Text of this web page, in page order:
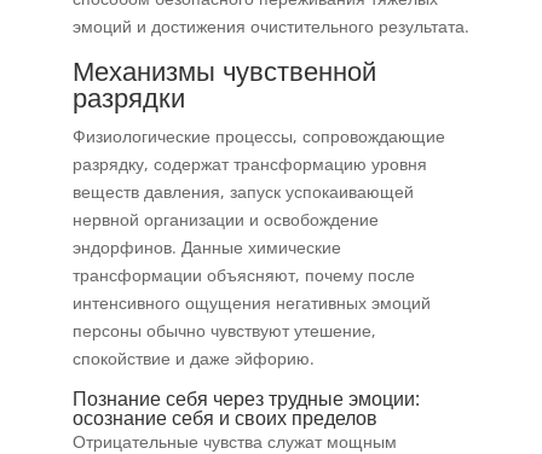
эмоций и достижения очистительного результата.
Механизмы чувственной
разрядки
Физиологические процессы, сопровождающие
разрядку, содержат трансформацию уровня
веществ давления, запуск успокаивающей
нервной организации и освобождение
эндорфинов. Данные химические
трансформации объясняют, почему после
интенсивного ощущения негативных эмоций
персоны обычно чувствуют утешение,
спокойствие и даже эйфорию.
Познание себя через трудные эмоции:
осознание себя и своих пределов
Отрицательные чувства служат мощным